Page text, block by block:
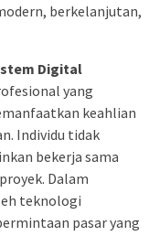
berkelanjutan,
Digital
yang
keahlian
Individu tidak
bekerja sama
Dalam
teknologi
pasar yang